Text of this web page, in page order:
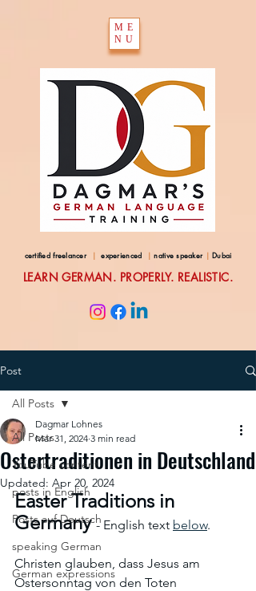
ME
NU
certified freelancer | experienced | native speaker | Dubai
LEARN GERMAN. PROPERLY. REALISTIC.
Post
All Posts
YouTube content
posts in English
Posts auf Deutsch
speaking German
German expressions
All Posts
Ostertraditionen in Deutschland
Dagmar Lohnes
Mar 31, 2024 3 min read
Updated: Apr 20, 2024
Easter Traditions in
Germany - English text below.
Christen glauben, dass Jesus am
Ostersonntag von den Toten